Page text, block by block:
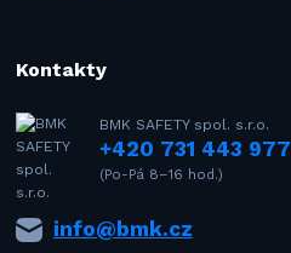
Kontakty
BMK SAFETY spol. s.r.o.
+420 731 443 977
(Po-Pá 8–16 hod.)
info@bmk.cz